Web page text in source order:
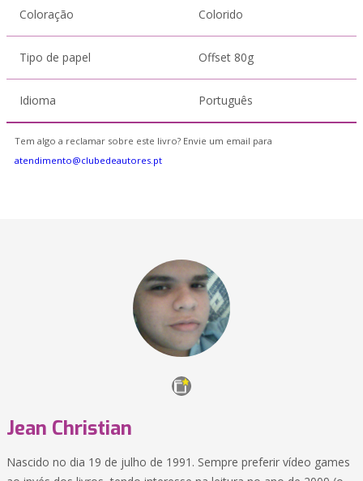
Coloração Colorido
Tipo de papel Offset 80g
Idioma Português
Tem algo a reclamar sobre este livro? Envie um email para
atendimento@clubedeautores.pt
Jean Christian
Nascido no dia 19 de julho de 1991. Sempre preferir vídeo games